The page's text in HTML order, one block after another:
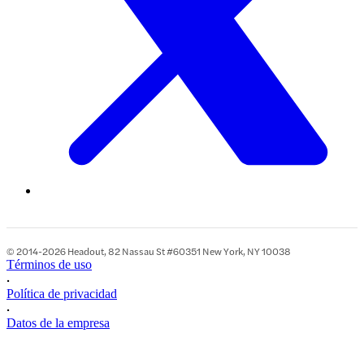
© 2014-2026 Headout, 82 Nassau St #60351 New York, NY 10038
Términos de uso
•
Política de privacidad
•
Datos de la empresa